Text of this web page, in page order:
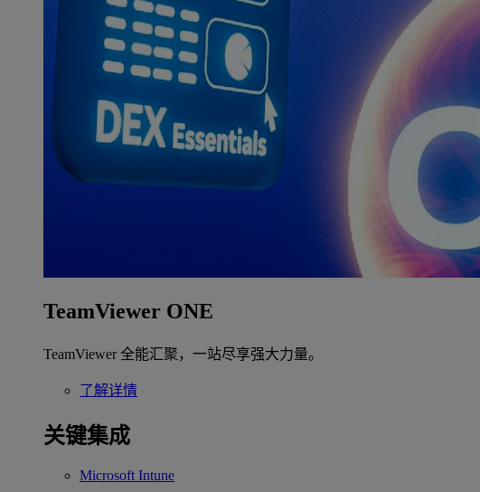
TeamViewer ONE
TeamViewer 全能汇聚，一站尽享强大力量。
了解详情
关键集成
Microsoft Intune